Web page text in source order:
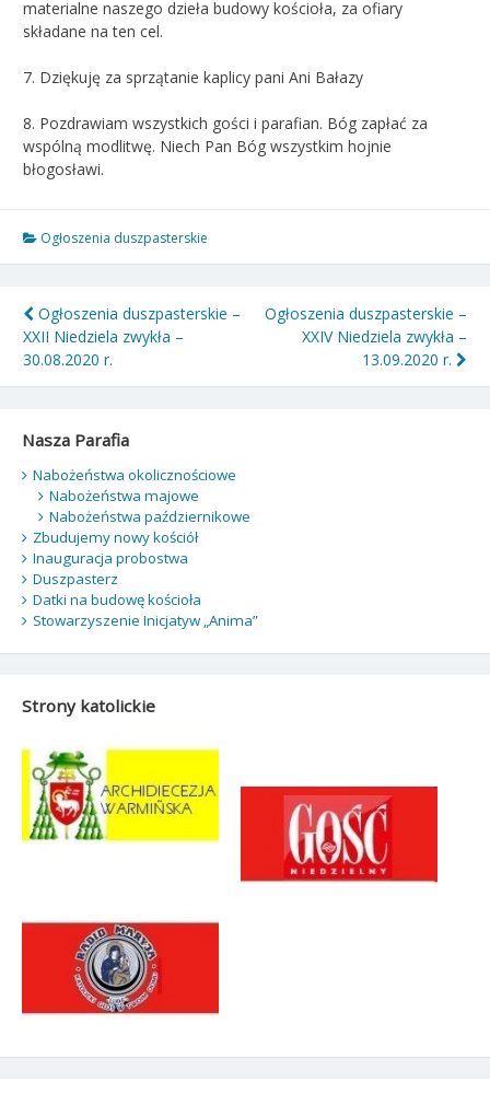
materialne naszego dzieła budowy kościoła, za ofiary
składane na ten cel.
7. Dziękuję za sprzątanie kaplicy pani Ani Bałazy
8. Pozdrawiam wszystkich gości i parafian. Bóg zapłać za
wspólną modlitwę. Niech Pan Bóg wszystkim hojnie
błogosławi.
Ogłoszenia duszpasterskie
Nawigacja
wpisu
Ogłoszenia duszpasterskie –
XXII Niedziela zwykła –
30.08.2020 r.
Ogłoszenia duszpasterskie –
XXIV Niedziela zwykła –
13.09.2020 r.
Nasza Parafia
Nabożeństwa okolicznościowe
Nabożeństwa majowe
Nabożeństwa październikowe
Zbudujemy nowy kościół
Inauguracja probostwa
Duszpasterz
Datki na budowę kościoła
Stowarzyszenie Inicjatyw „Anima”
Strony katolickie